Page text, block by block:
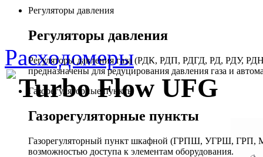
Регуляторы давления
Регуляторы давления
Регуляторы давления газа (РДК, РДП, РДГД, РД, РДУ,
предназначены для редуцирования давления газа и
Газорегуляторные пункты
Газорегуляторные пункты
Газорегуляторный пункт шкафной (ГРПШ, УГРШ, ГРП,
возможностью доступа к элементам оборудования.
Расходомеры
Turbo Flow UFG